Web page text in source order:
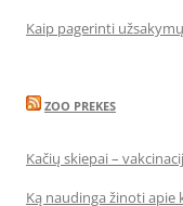
Kaip pagerinti
ZOO PREKES
Kačių skiepai –
Ką naudinga žinoti apie